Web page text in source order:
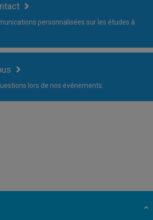
personnalisées sur les études à
lors de nos événements.